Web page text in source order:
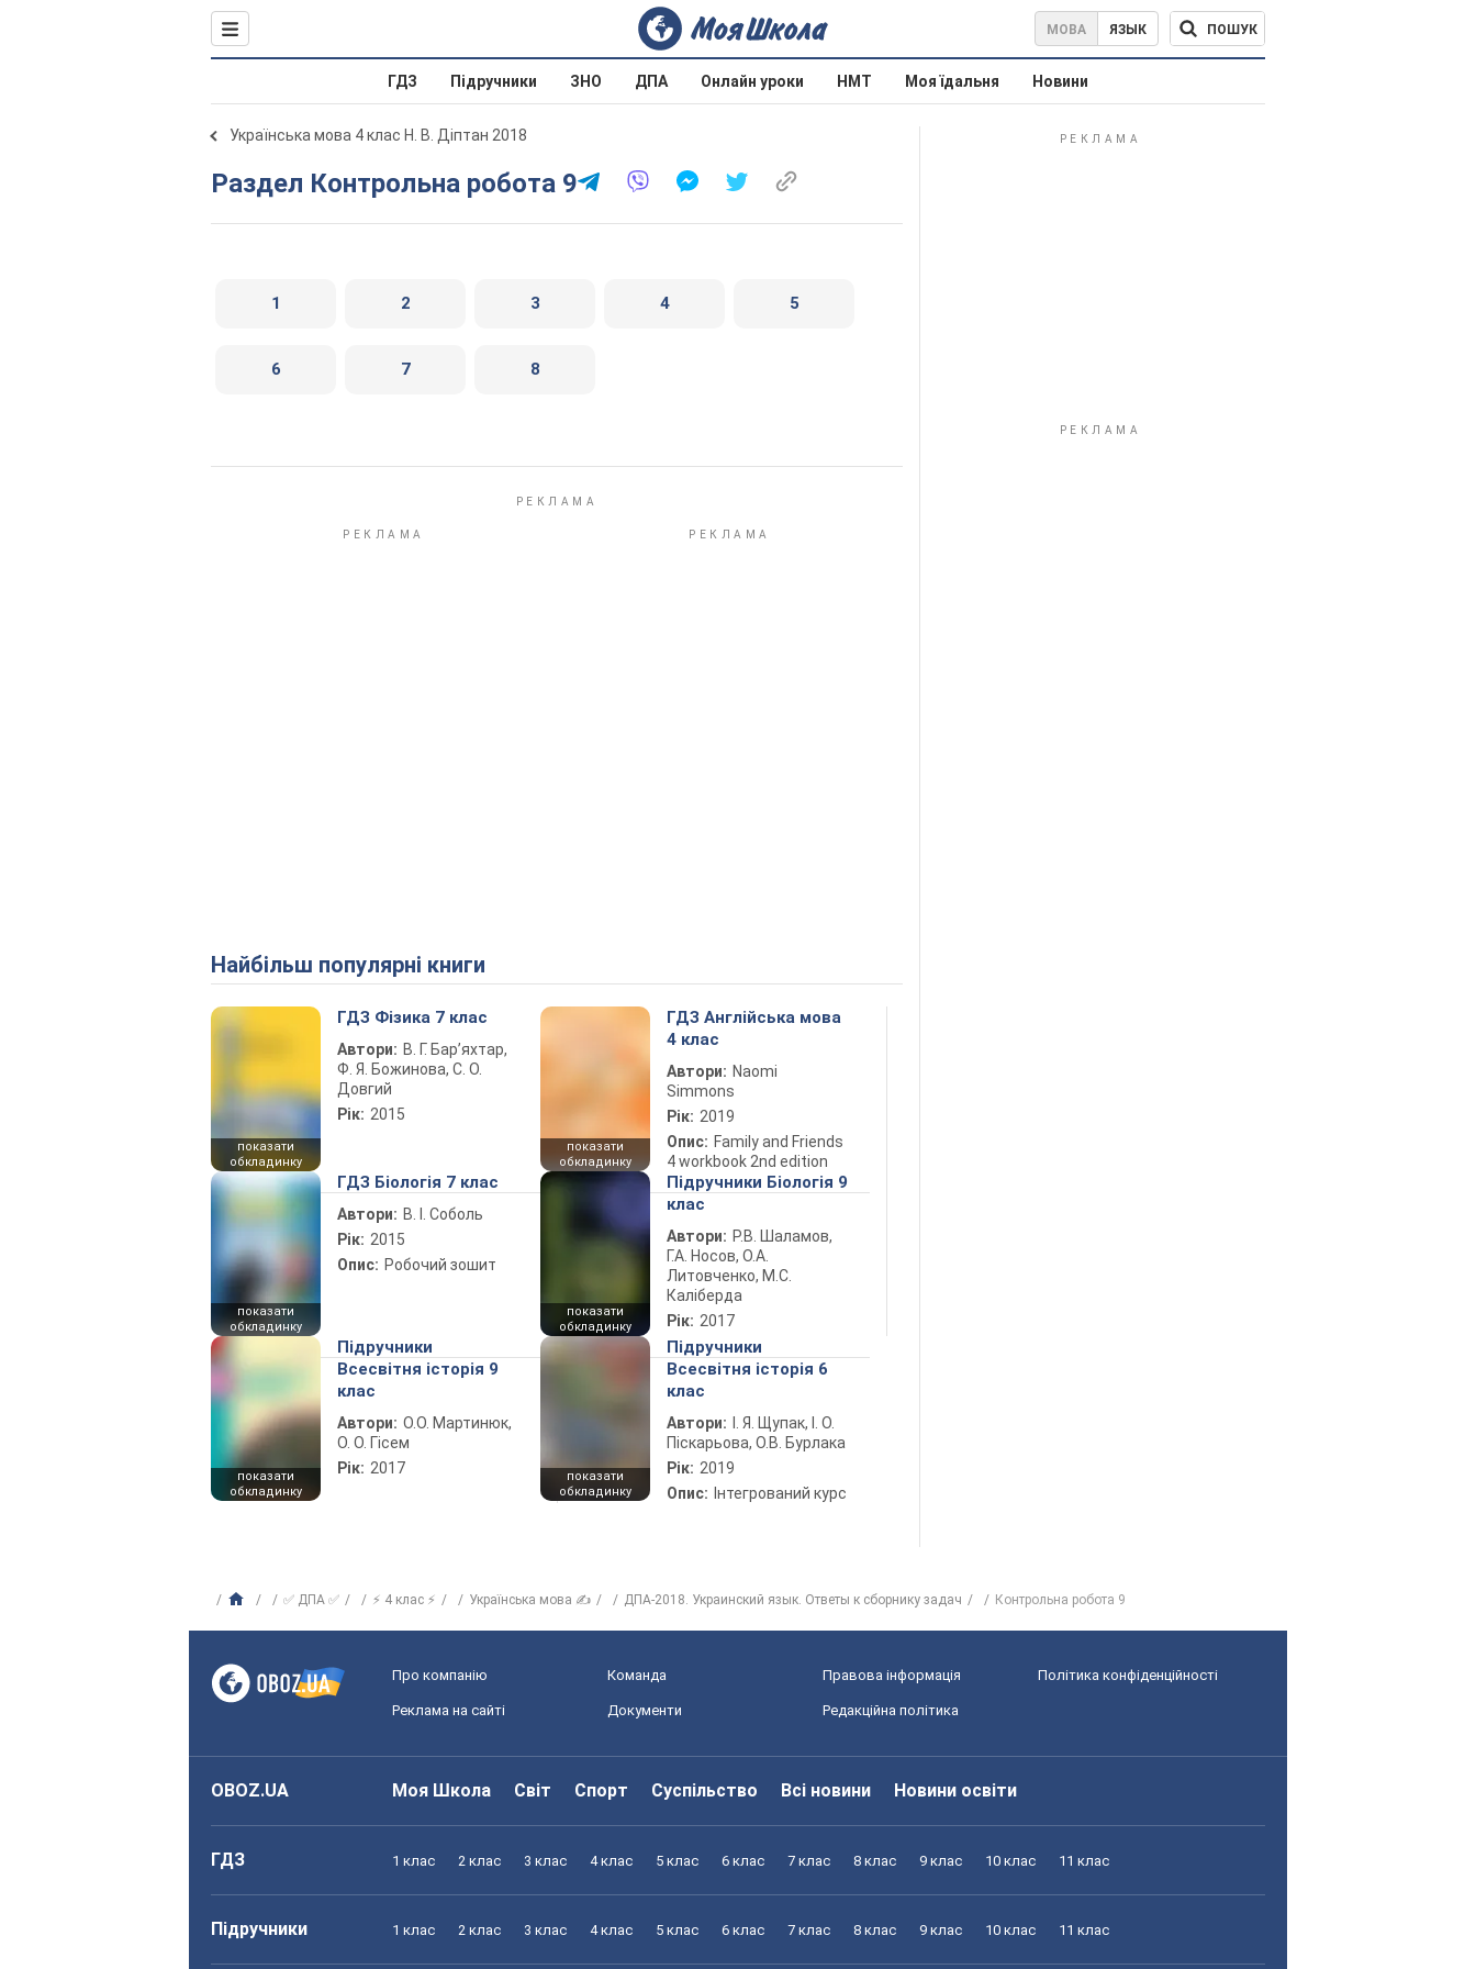
МОВА ЯЗЫК ПОШУК
ГДЗ Підручники ЗНО ДПА Онлайн уроки НМТ Моя їдальня Новини
Українська мова 4 клас Н. В. Діптан 2018
Раздел Контрольна робота 9
1 2 3 4 5
6 7 8
Найбільш популярні книги
показати
обкладинку
ГДЗ Фізика 7 клас
Автори: В. Г. Бар’яхтар,
Ф. Я. Божинова, С. О.
Довгий
Рік: 2015
показати
обкладинку
ГДЗ Англійська мова
4 клас
Автори: Naomi
Simmons
Рік: 2019
Опис: Family and Friends
4 workbook 2nd edition
показати
обкладинку
ГДЗ Біологія 7 клас
Автори: В. І. Соболь
Рік: 2015
Опис: Робочий зошит
показати
обкладинку
Підручники Біологія 9
клас
Автори: Р.В. Шаламов,
Г.А. Носов, О.А.
Литовченко, М.С.
Каліберда
Рік: 2017
показати
обкладинку
Підручники
Всесвітня історія 9
клас
Автори: О.О. Мартинюк,
О. О. Гісем
Рік: 2017
показати
обкладинку
Підручники
Всесвітня історія 6
клас
Автори:
І. Я. Щупак, І. О.
Піскарьова, О.В. Бурлака
Рік: 2019
Опис: Інтегрований курс
✅ ДПА ✅ ⚡ 4 клас ⚡ Українська мова ✍ ДПА-2018. Украинский язык. Ответы к сборнику задач Контрольна робота 9
Про компанію Команда Правова інформація Політика конфіденційності
Реклама на сайті Документи Редакційна політика
OBOZ.UA Моя Школа Світ Спорт Суспільство Всі новини Новини освіти
ГДЗ 1 клас 2 клас 3 клас 4 клас 5 клас 6 клас 7 клас 8 клас 9 клас 10 клас 11 клас
Підручники 1 клас 2 клас 3 клас 4 клас 5 клас 6 клас 7 клас 8 клас 9 клас 10 клас 11 клас